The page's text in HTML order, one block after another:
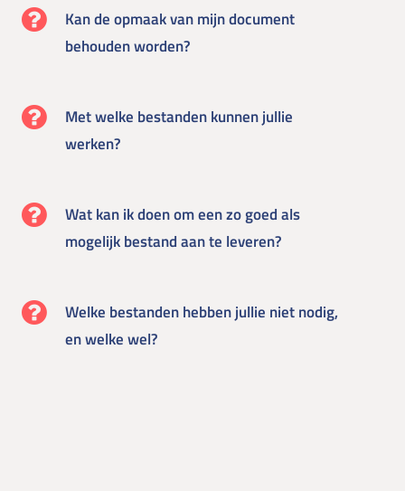
Kan de opmaak van mijn document
behouden worden?
Met welke bestanden kunnen jullie
werken?
Wat kan ik doen om een zo goed als
mogelijk bestand aan te leveren?
Welke bestanden hebben jullie niet nodig,
en welke wel?